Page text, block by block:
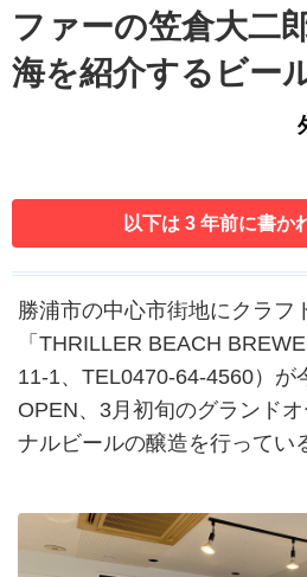
ファーの笠倉大二
海を紹介するビー
以下は 3 年前に書か
勝浦市の中心市街地にクラフ
「THRILLER BEACH
11-1、TEL0470-64-4560）が
OPEN、3月初旬のグランド
ナルビールの醸造を行ってい